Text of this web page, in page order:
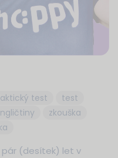
test
test
zkouška
pár (desítek) let v